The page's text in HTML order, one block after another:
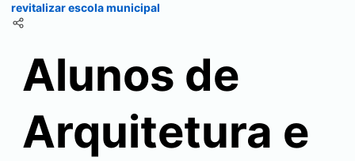
revitalizar escola municipal
Alunos de
Arquitetura e